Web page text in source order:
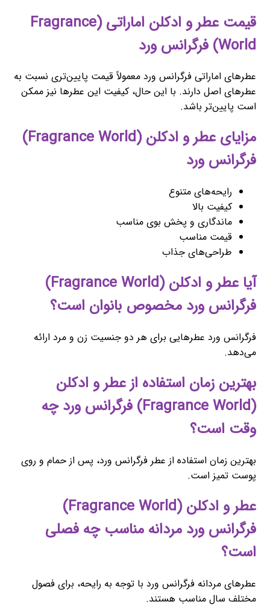
قیمت عطر و ادکلن اماراتی (Fragrance
World) فرگرانس ورد
عطرهای اماراتی فرگرانس ورد معمولاً قیمت پایین‌تری نسبت به
عطرهای اصل دارند. با این حال، کیفیت این عطرها نیز ممکن
است پایین‌تر باشد.
مزایای عطر و ادکلن (Fragrance World)
فرگرانس ورد
رایحه‌های متنوع
کیفیت بالا
ماندگاری و پخش بوی مناسب
قیمت مناسب
طراحی‌های جذاب
آیا عطر و ادکلن (Fragrance World)
فرگرانس ورد مخصوص بانوان است؟
فرگرانس ورد عطرهایی برای هر دو جنسیت زن و مرد ارائه
می‌دهد.
بهترین زمان استفاده از عطر و ادکلن
(Fragrance World) فرگرانس ورد چه
وقت است؟
بهترین زمان استفاده از عطر فرگرانس ورد، پس از حمام و روی
پوست تمیز است.
عطر و ادکلن (Fragrance World)
فرگرانس ورد مردانه مناسب چه فصلی
است؟
عطرهای مردانه فرگرانس ورد با توجه به رایحه، برای فصول
مختلف سال مناسب هستند.